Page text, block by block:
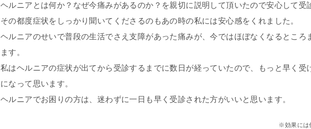
ヘルニアとは何か？なぜ今痛みがあるのか？を親切に説明して頂いたので安心して受
その都度症状をしっかり聞いてくださるのもあの時の私には安心感をくれました。
ヘルニアのせいで普段の生活でさえ支障があった痛みが、今ではほぼなくなるところ
ます。
私はヘルニアの症状が出てから受診するまでに数日が経っていたので、もっと早く受
になって思います。
ヘルニアでお困りの方は、迷わずに一日も早く受診された方がいいと思います。
※効果には